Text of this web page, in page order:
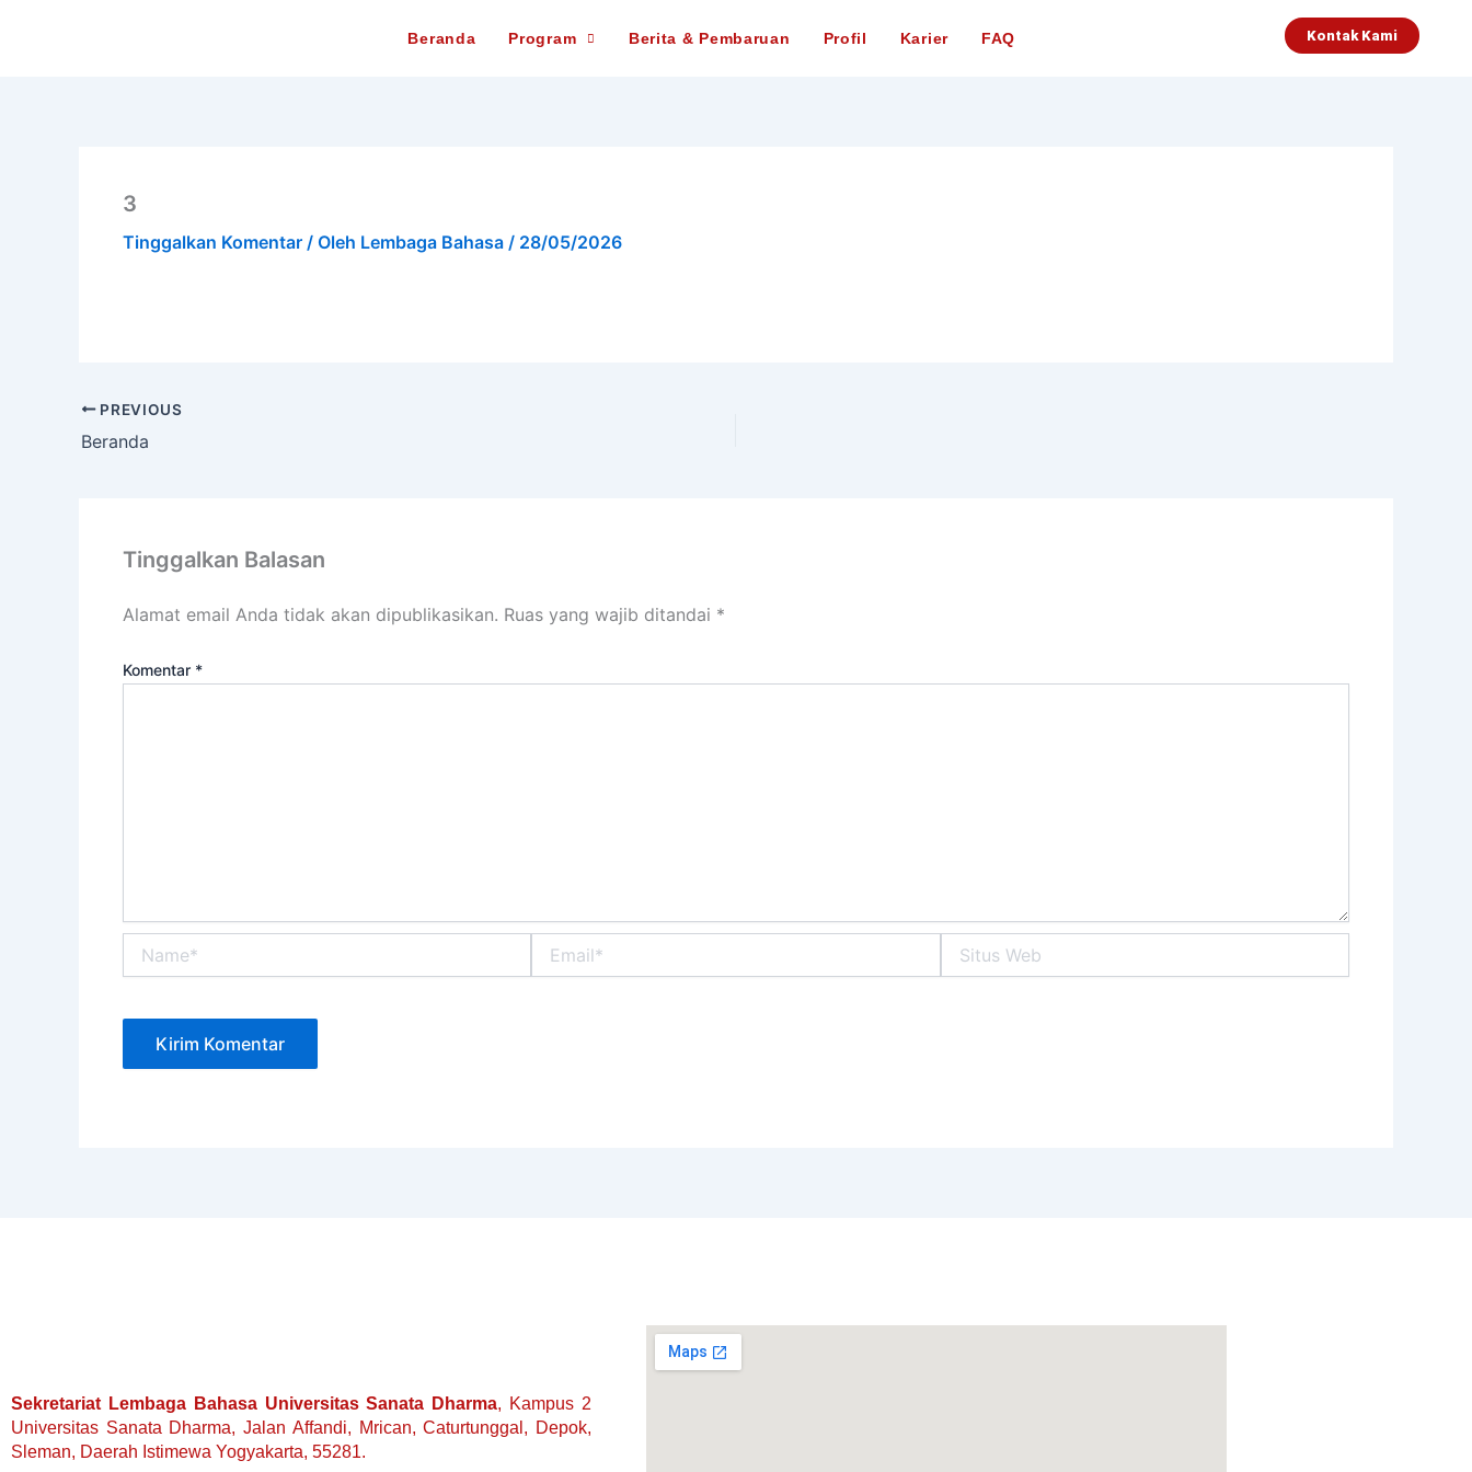
Beranda Program Berita & Pembaruan Profil Karier FAQ Kontak Kami
3
Tinggalkan Komentar / Oleh Lembaga Bahasa / 28/05/2026
PREVIOUS
Beranda
Tinggalkan Balasan
Alamat email Anda tidak akan dipublikasikan. Ruas yang wajib ditandai *
Komentar *
Web
Sekretariat Lembaga Bahasa Universitas Sanata Dharma, Kampus 2
Universitas Sanata Dharma, Jalan Affandi, Mrican, Caturtunggal, Depok,
Sleman, Daerah Istimewa Yogyakarta, 55281.